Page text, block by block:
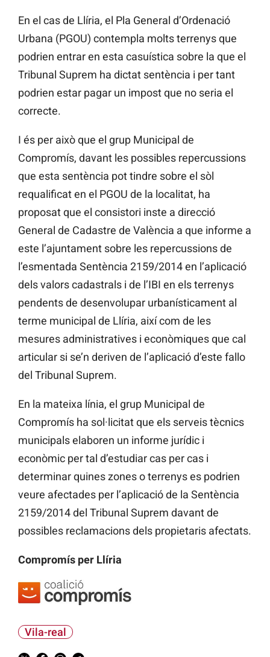
En el cas de Llíria, el Pla General d’Ordenació
Urbana (PGOU) contempla molts terrenys que
podrien entrar en esta casuística sobre la que el
Tribunal Suprem ha dictat sentència i per tant
podrien estar pagar un impost que no seria el
correcte.
I és per això que el grup Municipal de
Compromís, davant les possibles repercussions
que esta sentència pot tindre sobre el sòl
requalificat en el PGOU de la localitat, ha
proposat que el consistori inste a direcció
General de Cadastre de València a que informe a
este l’ajuntament sobre les repercussions de
l’esmentada Sentència 2159/2014 en l’aplicació
dels valors cadastrals i de l’IBI en els terrenys
pendents de desenvolupar urbanísticament al
terme municipal de Llíria, així com de les
mesures administratives i econòmiques que cal
articular si se’n deriven de l’aplicació d’este fallo
del Tribunal Suprem.
En la mateixa línia, el grup Municipal de
Compromís ha sol·licitat que els serveis tècnics
municipals elaboren un informe jurídic i
econòmic per tal d’estudiar cas per cas i
determinar quines zones o terrenys es podrien
veure afectades per l’aplicació de la Sentència
2159/2014 del Tribunal Suprem davant de
possibles reclamacions dels propietaris afectats.
Compromís per Llíria
Vila-real